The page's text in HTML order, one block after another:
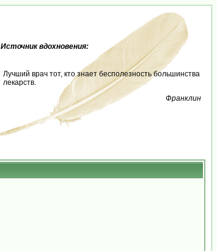
Источник вдохновения:
Лучший врач тот, кто знает бесполезность большинства
лекарств.
Франклин